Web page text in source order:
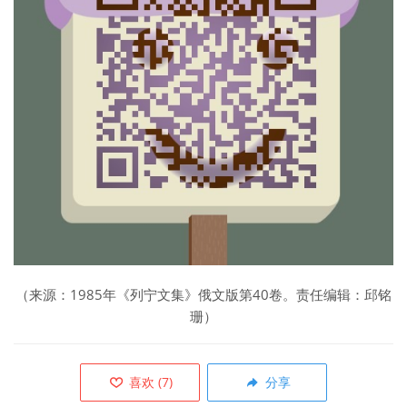
（来源：1985年《列宁文集》俄文版第40卷。责任编辑：邱铭
珊）
喜欢 (7) 分享